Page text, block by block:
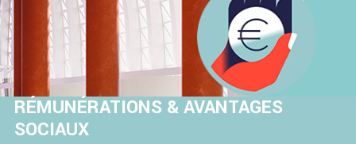
RÉMUNÉRATIONS & AVANTAGES
SOCIAUX